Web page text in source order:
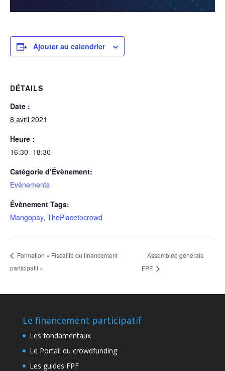
Ajouter au calendrier
DÉTAILS
Date :
8 avril 2021
Heure :
16:30- 18:30
Catégorie d’Évènement:
Evénements
Évènement Tags:
Mangopay, ThePlacetocrowd
Formation « Fiscalité du financement
participatif »
Assemblée générale
FPF
Le financement participatif
Les fondamentaux
Le Portail du crowdfunding
Les guides FPF